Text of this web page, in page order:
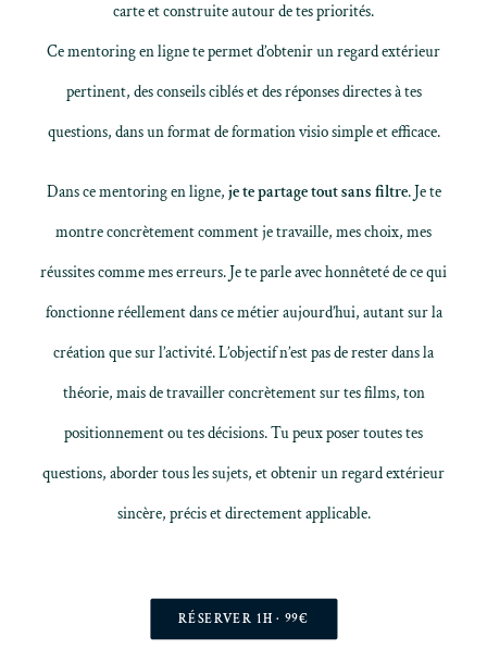
carte et construite autour de tes priorités.
Ce mentoring en ligne te permet d’obtenir un regard extérieur
pertinent, des conseils ciblés et des réponses directes à tes
questions, dans un format de formation visio simple et efficace.
Dans ce mentoring en ligne, je te partage tout sans filtre. Je te
montre concrètement comment je travaille, mes choix, mes
réussites comme mes erreurs. Je te parle avec honnêteté de ce qui
fonctionne réellement dans ce métier aujourd’hui, autant sur la
création que sur l’activité. L’objectif n’est pas de rester dans la
théorie, mais de travailler concrètement sur tes films, ton
positionnement ou tes décisions. Tu peux poser toutes tes
questions, aborder tous les sujets, et obtenir un regard extérieur
sincère, précis et directement applicable.
RÉSERVER 1H · 99€